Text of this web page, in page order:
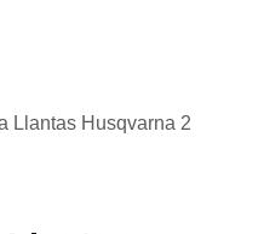
Llantas Husqvarna 2